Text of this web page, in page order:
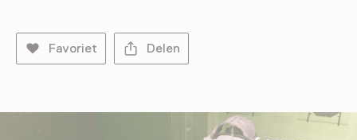
Favoriet Delen